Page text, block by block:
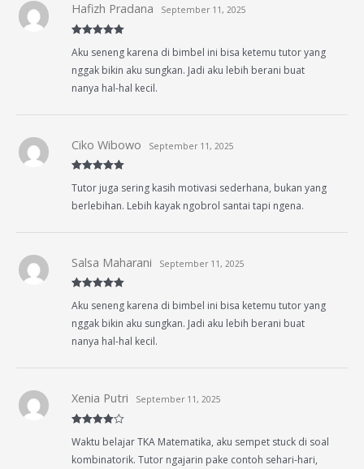
of 5
Hafizh Pradana September 11, 2025
Aku seneng karena di bimbel ini bisa ketemu tutor yang
nggak bikin aku sungkan. Jadi aku lebih berani buat
nanya hal-hal kecil.
of 5
Ciko Wibowo September 11, 2025
Tutor juga sering kasih motivasi sederhana, bukan yang
berlebihan. Lebih kayak ngobrol santai tapi ngena.
of 5
Salsa Maharani September 11, 2025
Aku seneng karena di bimbel ini bisa ketemu tutor yang
nggak bikin aku sungkan. Jadi aku lebih berani buat
nanya hal-hal kecil.
out of 5
Xenia Putri September 11, 2025
Waktu belajar TKA Matematika, aku sempet stuck di soal
kombinatorik. Tutor ngajarin pake contoh sehari-hari,